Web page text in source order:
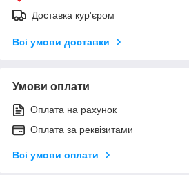
Доставка кур'єром
Всі умови доставки
Умови оплати
Оплата на рахунок
Оплата за реквізитами
Всі умови оплати